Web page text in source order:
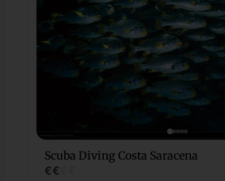
Scuba Diving Costa Saracena
€€